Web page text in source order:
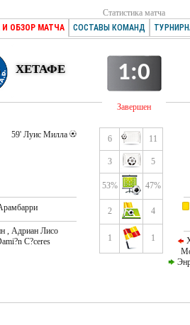
Статистика матча
ОБЗОР МАТЧА
СОСТАВЫ КОМАНД
ХЕТАФЕ 1:0
Завершен
59' Луис Милла
, Адриан Лисо
C?ceres
6 11
3 5
53% 47%
2 4
1 1